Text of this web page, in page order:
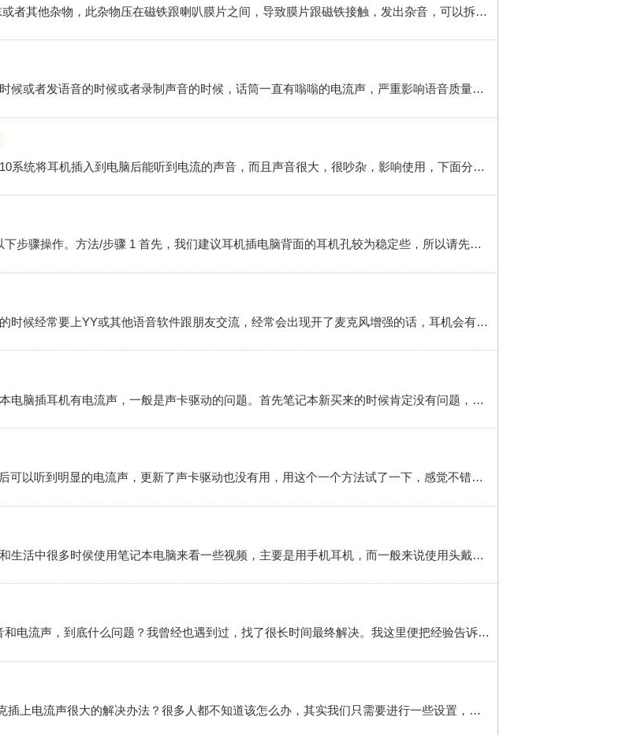
2 当确定耳机坏了以后，耳机喇叭上的磁铁粘了铁沫或者其他杂物，此杂物压在磁铁跟喇叭膜片之间，导致膜片跟磁铁接触，发出杂音，可以拆开看一下，不过要小心，容易把线路弄坏，3 所在地区有电流干扰，导致耳机发送信号差，耳膜接受信号不好 4 喇叭膜片因外力的挤压使膜片变形，导致喇叭膜片碰于磁铁，发出杂音。建议用...
耳机麦克风有电流声怎么办 简介 用电脑语音输入的时候或者发语音的时候或者录制声音的时候，话筒一直有嗡嗡的电流声，严重影响语音质量，必须手摸着电脑金属外壳，噪音才会下降很多，为了解决这个问题，小编也是煞费苦心，现在，终于解决了这个问题，于是发来经验，大家可以自己动手，同时耳机厂商也可以参考。工具/原料 电脑...
win10耳机有电流声且声音很大的解决方法 简介 win10系统将耳机插入到电脑后能听到电流的声音，而且声音很大，很吵杂，影响使用，下面分享这个问题的解决办法，需要的朋友可以参考。工具/原料 win10 耳机 方法/步骤 1 在桌面右下角的小喇叭适应标志上点击右键，然后在弹出的菜单中选择“播放设备”选项。2 在弹出的...
解决耳机插电脑有杂音有电流声有滋滋声等，请按以下步骤操作。方法/步骤 1 首先，我们建议耳机插电脑背面的耳机孔较为稳定些，所以请先将耳机插到电脑背面的耳机孔之后，看是否能解决，如果不能解决再进行下面操作 2 其次，打开Realtek高清晰音频管理器，在这里进行设置 ，具体步骤是：开始菜单--控制面板--选择小图标预览视图--打开
开麦克风增强，耳机会有电流声怎么办 简介 玩游戏的时候经常要上YY或其他语音软件跟朋友交流，经常会出现开了麦克风增强的话，耳机会有滋滋滋的电流声，但是不开的话，电流声是消失了，但是朋友又听不到你的声音。工具/原料 电脑 音频管理器 方法/步骤 1 打开音频管理器，麦克风选项。2 把播放音量关闭，麦克风增强...
神舟笔记本电脑耳机插上有电流声怎么办 简介 笔记本电脑插耳机有电流声，一般是声卡驱动的问题。首先笔记本新买来的时候肯定没有问题，现在能听到电流声证明硬件没毛病，其次更新声卡驱动就好了 工具/原料 笔记本一台 3.5mm有线耳机一副 鲁大师软件 方法/步骤 1 下载“鲁大师”安装至非C盘的任意一个盘中(其实C盘也...
笔记本电脑耳机有电流声(Y470)简介 Y470插上耳机后可以听到明显的电流声，更新了声卡驱动也没有用，用这个一个方法试了一下，感觉不错。方法/步骤 1 1、打开”控制面板“，找到”Realtek高清晰音频管理器“，双击打开，如下图 2 2、双击右边”模拟“下面的那个绿色的小点，弹出如下对话框，选择”音源输出“，点...
手机耳机插入笔记本电脑有电流声 简介 在我们工作和生活中很多时侯使用笔记本电脑来看一些视频，主要是用手机耳机，而一般来说使用头戴式的耳机往往不会出现电流声，而使用手机耳机在有的笔记本电脑上就会出现电流声这里往往是由于笔记本电脑没有进行一些设置。方法/步骤 1 首先打开笔记本电脑右下角的喇叭，然后点击如图...
很多人找了很多方法，都不能消除音响和耳机的杂音和电流声，到底什么问题？我曾经也遇到过，找了很长时间最终解决。我这里便把经验告诉大家。工具/原料 电脑 音响或耳机 方法/步骤 1 右击右下角的声音图标 2 出现很多选项，选择录音设备并点击它，就出现如图 3 里面显示的是你的外设，有耳机的音响的都会显示，...
电脑麦克插上电流声很大的解决办法？简介 电脑麦克插上电流声很大的解决办法？ 很多人都不知道该怎么办，其实我们只需要进行一些设置，之后就会发现电流声没那么大了，具体该如何设置，下面小编来详细的讲解一下步骤，相信大家看过之后也就会了。方法/步骤 1 先打开我们的电脑，然后我们点击开始按钮；2 之后弹出的...